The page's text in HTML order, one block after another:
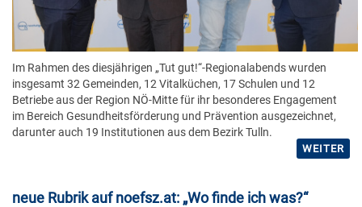
Im Rahmen des diesjährigen „Tut gut!“-Regionalabends wurden
insgesamt 32 Gemeinden, 12 Vitalküchen, 17 Schulen und 12
Betriebe aus der Region NÖ-Mitte für ihr besonderes Engagement
im Bereich Gesundheitsförderung und Prävention ausgezeichnet,
darunter auch 19 Institutionen aus dem Bezirk Tulln.
WEITER
neue Rubrik auf noefsz.at: „Wo finde ich was?“